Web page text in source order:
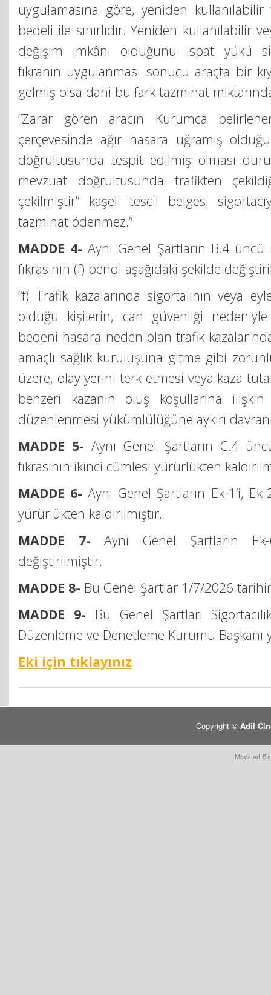
uygulamasına göre, yeniden
bedeli ile sınırlıdır. Yeniden kullanılabilir
değişim imkânı olduğunu ispat yükü
fıkranın uygulanması sonucu araçta bir
gelmiş olsa dahi bu fark tazminat
“Zarar gören aracın Kurumca
çerçevesinde ağır hasara uğramış
doğrultusunda tespit edilmiş olması
mevzuat doğrultusunda trafikten
çekilmiştir” kaşeli tescil belgesi
tazminat ödenmez.”
MADDE 4- Aynı Genel Şartların B.4
fıkrasının (f) bendi aşağıdaki şekilde
“f) Trafik kazalarında sigortalının veya
olduğu kişilerin, can güvenliği
bedeni hasara neden olan trafik
amaçlı sağlık kuruluşuna gitme gibi
üzere, olay yerini terk etmesi veya kaza
benzeri kazanın oluş koşullarına
düzenlenmesi yükümlülüğüne aykırı
MADDE 5- Aynı Genel Şartların C.4
fıkrasının ikinci cümlesi yürürlükten
MADDE 6- Aynı Genel Şartların Ek-1’i, Ek-
yürürlükten kaldırılmıştır.
MADDE 7- Aynı Genel Şartların Ek-
değiştirilmiştir.
MADDE 8- Bu Genel Şartlar 1/7/2026
MADDE 9- Bu Genel Şartları
Düzenleme ve Denetleme Kurumu Başkanı
Eki için tıklayınız
Copyright © Adil
Mevzuat